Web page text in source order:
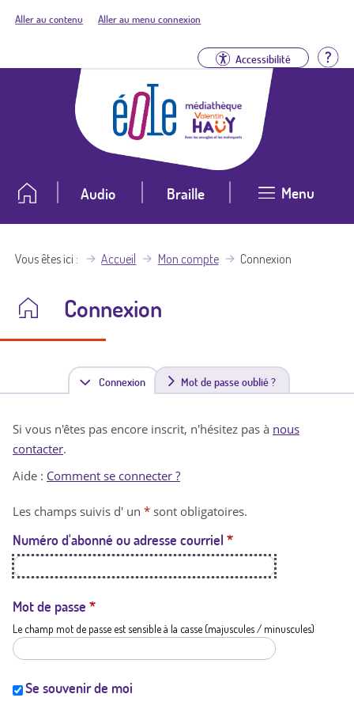
Aller au contenu Aller au menu connexion
Accessibilité
Audio Braille Menu
Vous êtes ici Accueil Mon compte Connexion
Connexion
Connexion(
n
t
a
t
i
Mot de passe oublié ?
Si vous n'êtes pas encore inscrit, n'hésitez pas à nous
contacter.
Aide : Comment se connecter ?
Les champs suivis d' un * sont obligatoires.
Numéro d'abonné ou adresse courriel *
Mot de passe *
Le champ mot de passe est sensible à la casse (majuscules / minuscules)
Se souvenir de moi